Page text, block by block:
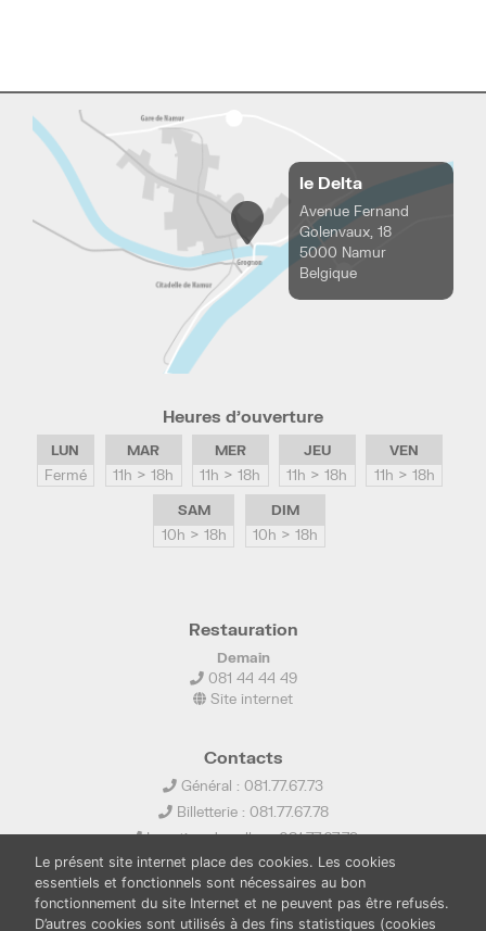
le Delta
Avenue Fernand
Golenvaux, 18
5000 Namur
Belgique
Heures d’ouverture
LUN
Fermé
MAR
11h > 18h
MER
11h > 18h
JEU
11h > 18h
VEN
11h > 18h
SAM
10h > 18h
DIM
10h > 18h
Restauration
Demain
081 44 44 49
Site internet
Contacts
Général : 081.77.67.73
Billetterie : 081.77.67.78
Location de salles : 081.77.67.79
info@ledelta.be
Le présent site internet place des cookies. Les cookies
essentiels et fonctionnels sont nécessaires au bon
fonctionnement du site Internet et ne peuvent pas être refusés.
D’autres cookies sont utilisés à des fins statistiques (cookies